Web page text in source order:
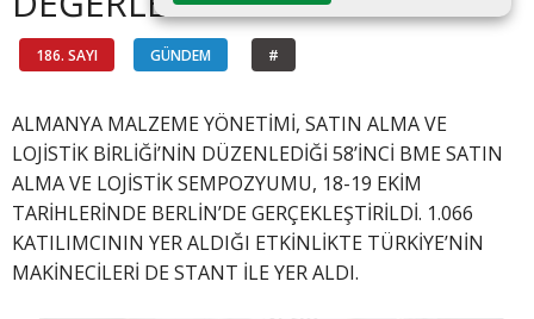
186. SAYI GÜNDEM #
ALMANYA MALZEME YÖNETİMİ, SATIN ALMA VE
LOJİSTİK BİRLİĞİ’NİN DÜZENLEDİĞİ 58’İNCİ BME SATIN
ALMA VE LOJİSTİK SEMPOZYUMU, 18-19 EKİM
TARİHLERİNDE BERLİN’DE GERÇEKLEŞTİRİLDİ. 1.066
KATILIMCININ YER ALDIĞI ETKİNLİKTE TÜRKİYE’NİN
MAKİNECİLERİ DE STANT İLE YER ALDI.